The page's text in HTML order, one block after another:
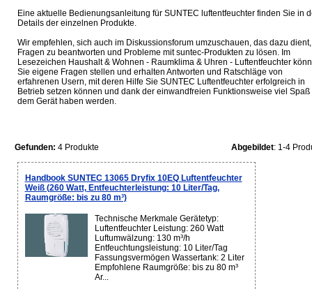
Eine aktuelle Bedienungsanleitung für SUNTEC luftentfeuchter finden Sie in
Details der einzelnen Produkte.
Wir empfehlen, sich auch im Diskussionsforum umzuschauen, das dazu dient,
Fragen zu beantworten und Probleme mit suntec-Produkten zu lösen. Im
Lesezeichen Haushalt & Wohnen - Raumklima & Uhren - Luftentfeuchter
Sie eigene Fragen stellen und erhalten Antworten und Ratschläge von
erfahrenen Usern, mit deren Hilfe Sie SUNTEC Luftentfeuchter erfolgreich in
Betrieb setzen können und dank der einwandfreien Funktionsweise viel Spaß
dem Gerät haben werden.
Gefunden: 4 Produkte Abgebildet: 1-4
Handbook SUNTEC 13065 Dryfix 10EQ Luftentfeuchter
Weiß (260 Watt, Entfeuchterleistung: 10 Liter/Tag,
Raumgröße: bis zu 80 m³)
Technische Merkmale Gerätetyp:
Luftentfeuchter Leistung: 260 Watt
Luftumwälzung: 130 m³/h
Entfeuchtungsleistung: 10 Liter/Tag
Fassungsvermögen Wassertank: 2 Liter
Empfohlene Raumgröße: bis zu 80 m³
Ar...